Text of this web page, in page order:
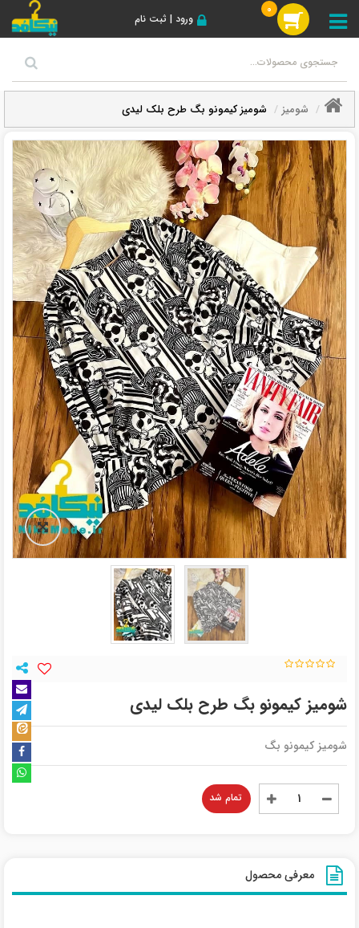
ورود | ثبت نام
0
شومیز شومیز کیمونو بگ طرح بلک لیدی
شومیز کیمونو بگ طرح بلک لیدی
شومیز کیمونو بگ
تمام شد
معرفی محصول